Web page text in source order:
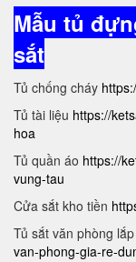
Mẫu tủ
sắt
Tủ chống cháy
Tủ tài liệu https://
hoa
Tủ quần áo https://
vung-tau
Cửa sắt kho tiền
Tủ sắt văn phòng
van-phong-gia-re-